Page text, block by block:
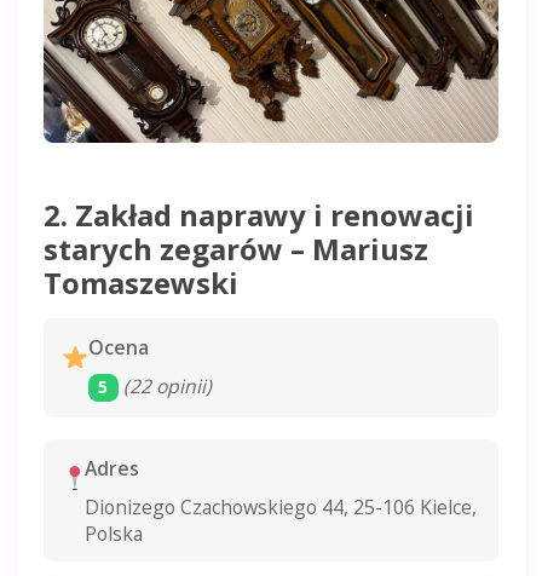
2. Zakład naprawy i renowacji
starych zegarów – Mariusz
Tomaszewski
Ocena
5 (22 opinii)
Adres
Dionizego Czachowskiego 44, 25-106 Kielce,
Polska